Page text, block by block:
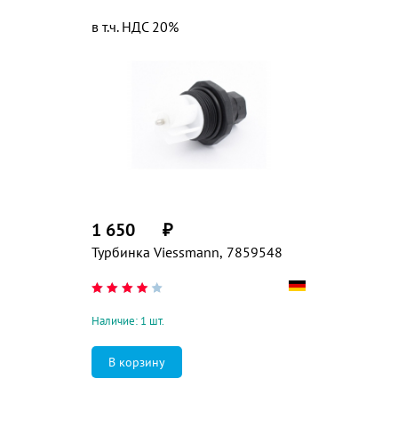
Турбинка Viessmann, 7859548
1 650 ₽
в т.ч. НДС 20%
Наличие: 1 шт.